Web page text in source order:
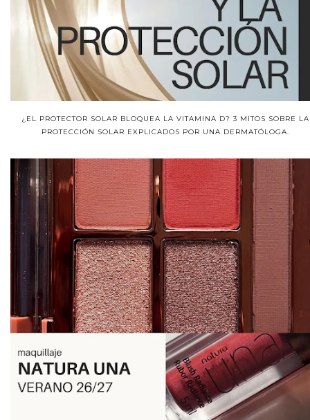
¿EL PROTECTOR SOLAR BLOQUEA LA VITAMINA D? 3 MITOS SOBRE LA
PROTECCIÓN SOLAR EXPLICADOS POR UNA DERMATÓLOGA.